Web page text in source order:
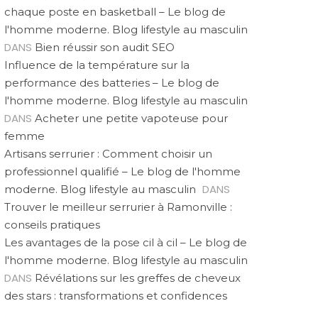
miser sur l’image de
ce style aujourd’hui ?
chaque poste en basketball – Le blog de
l'homme moderne. Blog lifestyle au masculin
DANS Bien réussir son audit SEO
Influence de la température sur la
performance des batteries – Le blog de
l'homme moderne. Blog lifestyle au masculin
DANS Acheter une petite vapoteuse pour
femme
Artisans serrurier : Comment choisir un
professionnel qualifié – Le blog de l'homme
moderne. Blog lifestyle au masculin DANS
Trouver le meilleur serrurier à Ramonville :
conseils pratiques
Les avantages de la pose cil à cil – Le blog de
l'homme moderne. Blog lifestyle au masculin
DANS Révélations sur les greffes de cheveux
des stars : transformations et confidences